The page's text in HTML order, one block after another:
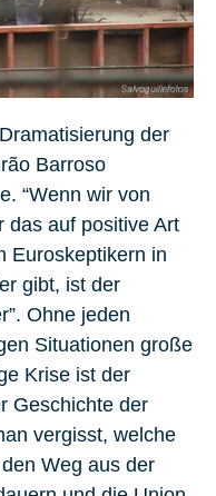
der
Barroso
“Wenn wir von
das auf positive Art
Euroskeptikern in
gibt, ist der
Ohne jeden
Situationen große
Krise ist der
Geschichte der
vergisst, welche
Weg aus der